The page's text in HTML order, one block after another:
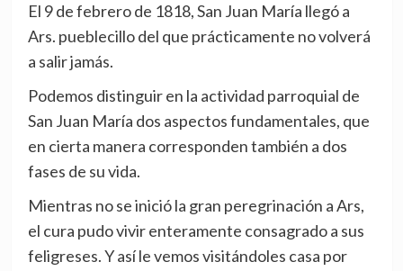
El 9 de febrero de 1818, San Juan María llegó a
Ars. pueblecillo del que prácticamente no volverá
a salir jamás.
Podemos distinguir en la actividad parroquial de
San Juan María dos aspectos fundamentales, que
en cierta manera corresponden también a dos
fases de su vida.
Mientras no se inició la gran peregrinación a Ars,
el cura pudo vivir enteramente consagrado a sus
feligreses. Y así le vemos visitándoles casa por